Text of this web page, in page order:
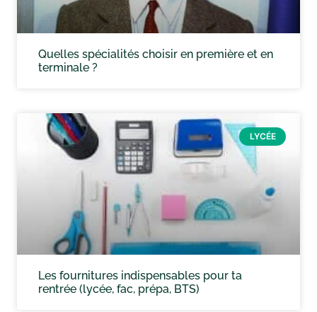
Quelles spécialités choisir en première et en
terminale ?
LYCÉE
Les fournitures indispensables pour ta
rentrée (lycée, fac, prépa, BTS)